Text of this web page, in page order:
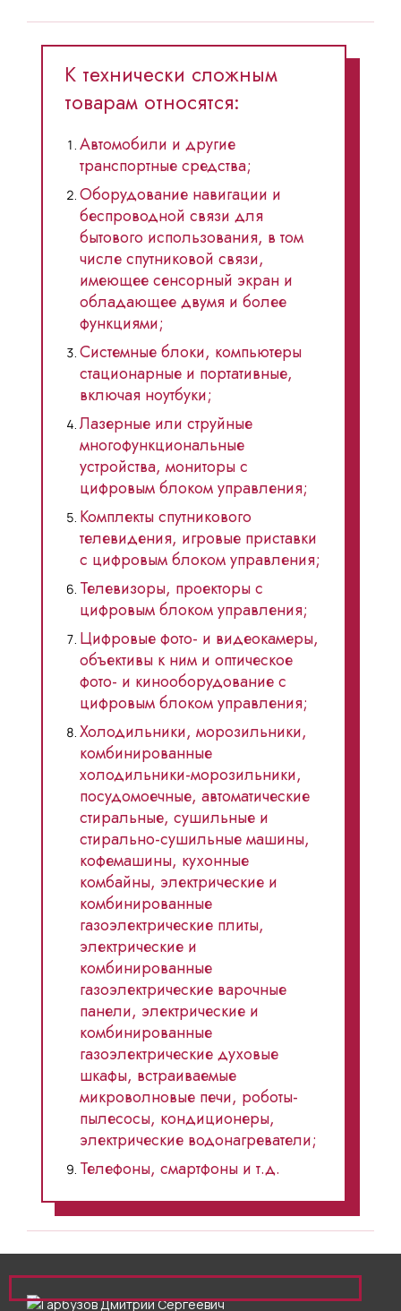
договору оказания юридических
услуг;
О возврате денежных средств по
договору оказания косметических
услуг и наборов.
К технически сложным
товарам относятся:
Автомобили и другие
транспортные средства;
Оборудование навигации и
беспроводной связи для
бытового использования, в том
числе спутниковой связи,
имеющее сенсорный экран и
обладающее двумя и более
функциями;
Системные блоки, компьютеры
стационарные и портативные,
включая ноутбуки;
Лазерные или струйные
многофункциональные
устройства, мониторы с
цифровым блоком управления;
Комплекты спутникового
телевидения, игровые приставки
с цифровым блоком управления;
Телевизоры, проекторы с
цифровым блоком управления;
Цифровые фото- и видеокамеры,
объективы к ним и оптическое
фото- и кинооборудование с
цифровым блоком управления;
Холодильники, морозильники,
комбинированные
холодильники-морозильники,
посудомоечные, автоматические
стиральные, сушильные и
стирально-сушильные машины,
кофемашины, кухонные
комбайны, электрические и
комбинированные
газоэлектрические плиты,
электрические и
комбинированные
газоэлектрические варочные
панели, электрические и
комбинированные
газоэлектрические духовые
шкафы, встраиваемые
микроволновые печи, роботы-
пылесосы, кондиционеры,
электрические водонагреватели;
Телефоны, смартфоны и т.д.